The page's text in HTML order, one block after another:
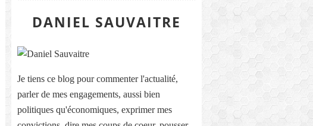
DANIEL SAUVAITRE
Je tiens ce blog pour commenter l'actualité,
parler de mes engagements, aussi bien
politiques qu'économiques, exprimer mes